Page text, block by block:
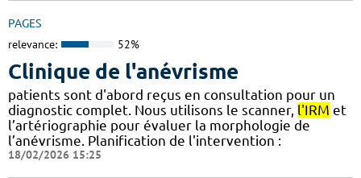
PAGES
relevance: 52%
Clinique de l'anévrisme
patients sont d'abord reçus en consultation pour un
diagnostic complet. Nous utilisons le scanner, l'IRM et
l’artériographie pour évaluer la morphologie de
l’anévrisme. Planification de l'intervention :
18/02/2026 15:25